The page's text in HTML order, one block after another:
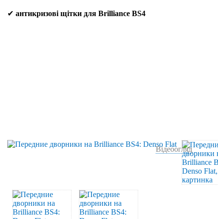
✔ антикризові щітки для Brilliance BS4
Відеоогляд